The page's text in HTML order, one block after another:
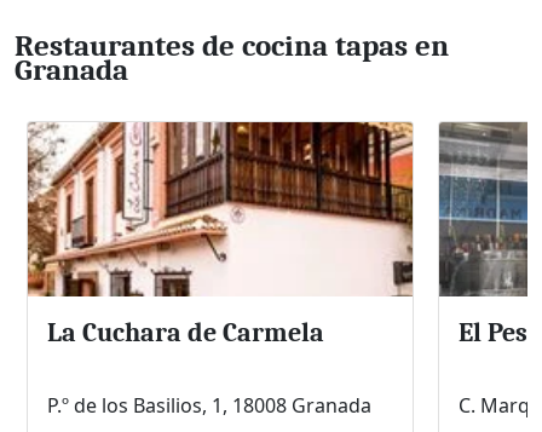
Restaurantes de cocina tapas en
Granada
La Cuchara de Carmela
P.º de los Basilios, 1, 18008 Granada
El